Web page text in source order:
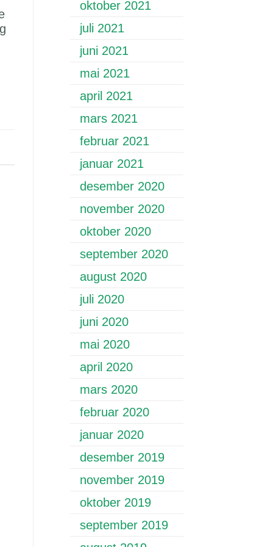
oktober 2021
juli 2021
juni 2021
mai 2021
april 2021
mars 2021
februar 2021
januar 2021
desember 2020
november 2020
oktober 2020
september 2020
august 2020
juli 2020
juni 2020
mai 2020
april 2020
mars 2020
februar 2020
januar 2020
desember 2019
november 2019
oktober 2019
september 2019